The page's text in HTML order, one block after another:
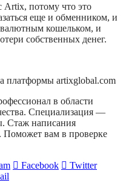
Artix, потому что это
еще и обменником, и
кошельком, и
собственных денег.
в области
Специализация —
Стаж написания
Поможет вам в проверке
Facebook
Twitter